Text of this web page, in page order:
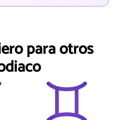
para otros